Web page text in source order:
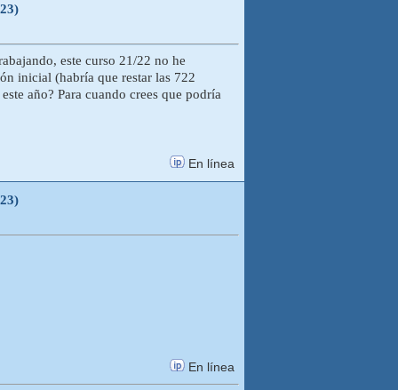
este curso 21/22 no he
inicial (habría que restar las 722
año? Para cuando crees que podría
En línea
En línea